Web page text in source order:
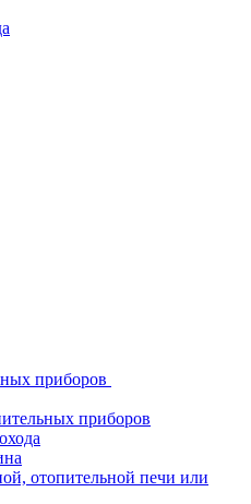
приборов
приборов
отопительной печи или